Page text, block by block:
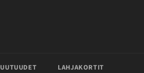
UUTUUDET LAHJAKORTIT